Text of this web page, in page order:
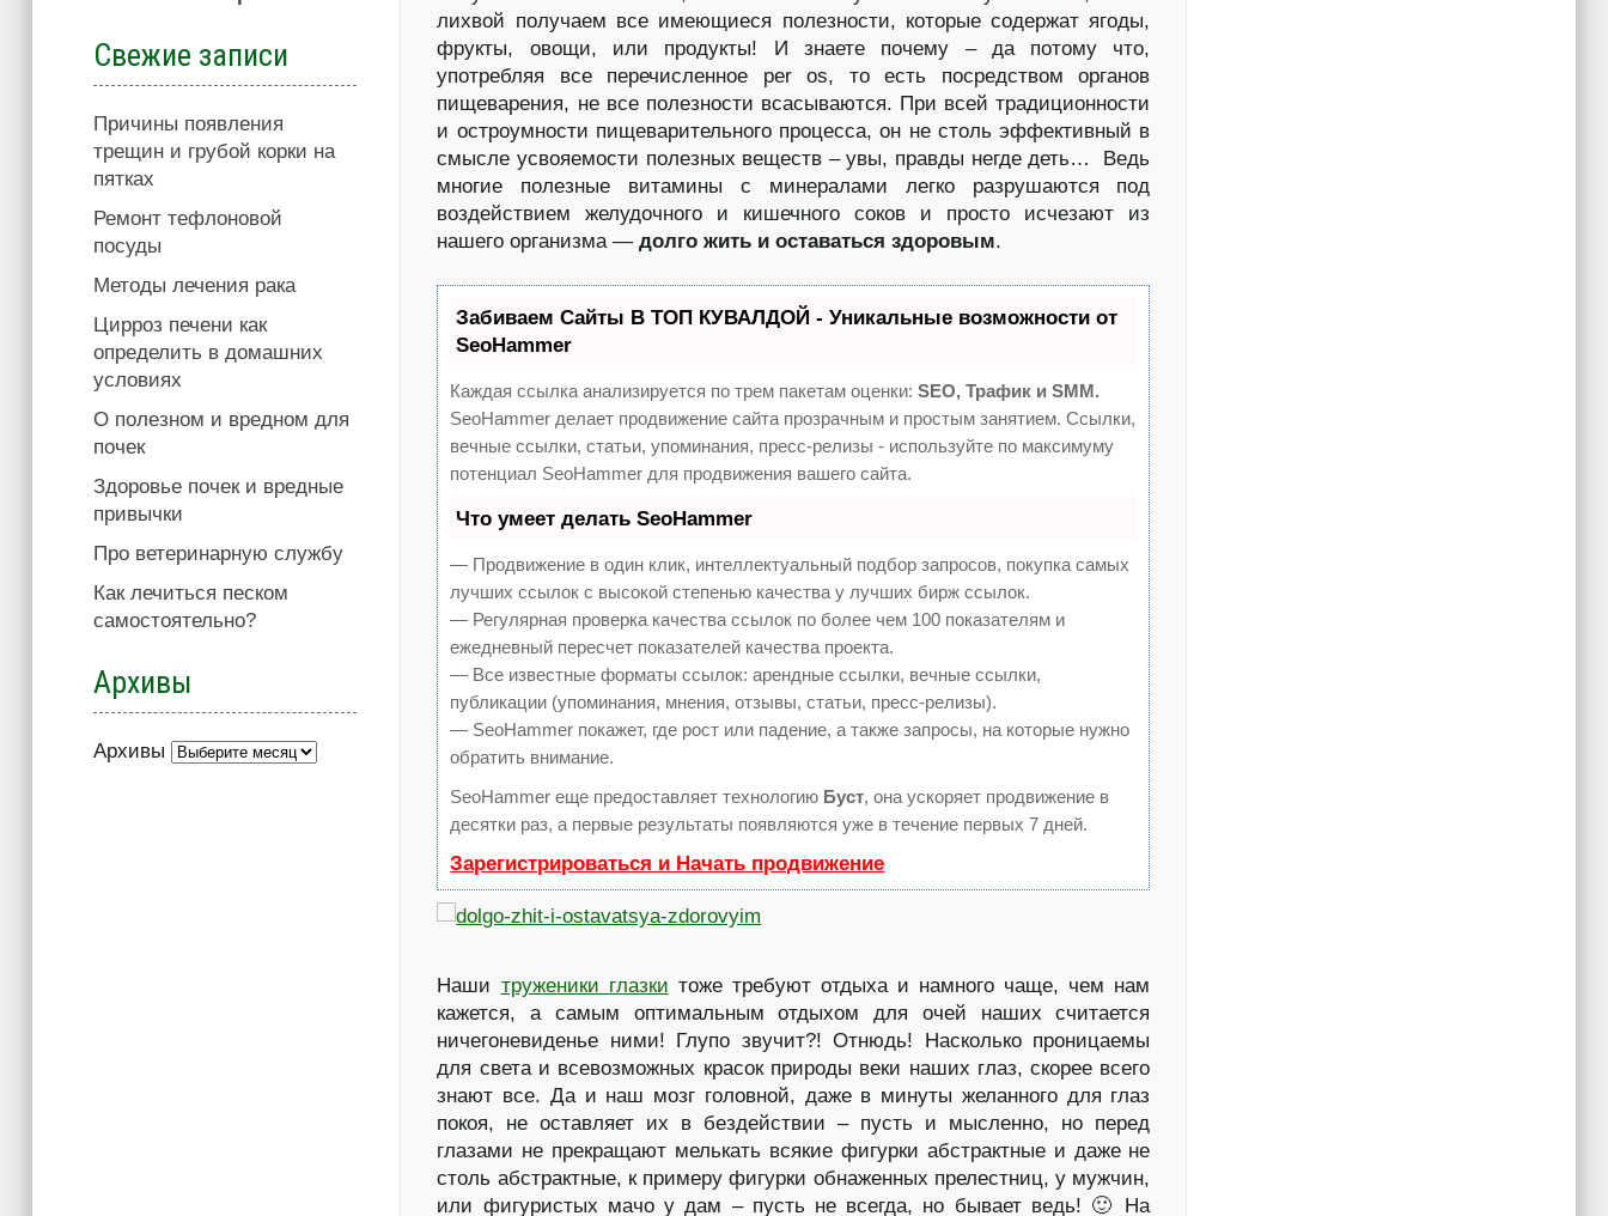
лихвой получаем все имеющиеся полезности, которые содержат ягоды,
фрукты, овощи, или продукты! И знаете почему – да потому что,
употребляя все перечисленное per os, то есть посредством органов
пищеварения, не все полезности всасываются. При всей традиционности
и остроумности пищеварительного процесса, он не столь эффективный в
смысле усвояемости полезных веществ – увы, правды негде деть… Ведь
многие полезные витамины с минералами легко разрушаются под
воздействием желудочного и кишечного соков и просто исчезают из
нашего организма —долго жить и оставаться здоровым.
Забиваем Сайты В ТОП КУВАЛДОЙ - Уникальные возможности от
SeoHammer
Каждая ссылка анализируется по трем пакетам оценки:SEO, Трафик и SMM.
SeoHammer делает продвижение сайта прозрачным и простым занятием. Ссылки,
вечные ссылки, статьи, упоминания, пресс-релизы - используйте по максимуму
потенциал SeoHammer для продвижения вашего сайта.
Что умеет делать SeoHammer
— Продвижение в один клик, интеллектуальный подбор запросов, покупка самых
лучших ссылок с высокой степенью качества у лучших бирж ссылок.
— Регулярная проверка качества ссылок по более чем 100 показателям и
ежедневный пересчет показателей качества проекта.
— Все известные форматы ссылок: арендные ссылки, вечные ссылки,
публикации (упоминания, мнения, отзывы, статьи, пресс-релизы).
— SeoHammer покажет, где рост или падение, а также запросы, на которые нужно
обратить внимание.
SeoHammer еще предоставляет технологию Буст, она ускоряет продвижение в
десятки раз, а первые результаты появляются уже в течение первых 7 дней.
Зарегистрироваться и Начать продвижение
Наши труженики глазки тоже требуют отдыха и намного чаще, чем нам
кажется, а самым оптимальным отдыхом для очей наших считается
ничегоневиденье ними! Глупо звучит?! Отнюдь! Насколько проницаемы
для света и всевозможных красок природы веки наших глаз, скорее всего
знают все. Да и наш мозг головной, даже в минуты желанного для глаз
покоя, не оставляет их в бездействии – пусть и мысленно, но перед
глазами не прекращают мелькать всякие фигурки абстрактные и даже не
столь абстрактные, к примеру фигурки обнаженных прелестниц, у мужчин,
или фигуристых мачо у дам – пусть не всегда, но бывает ведь! 🙂 На
Свежие записи
Причины появления
трещин и грубой корки на
пятках
Ремонт тефлоновой
посуды
Методы лечения рака
Цирроз печени как
определить в домашних
условиях
О полезном и вредном для
почек
Здоровье почек и вредные
привычки
Про ветеринарную службу
Как лечиться песком
самостоятельно?
Архивы
Архивы